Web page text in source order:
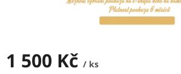
1 500 Kč / ks